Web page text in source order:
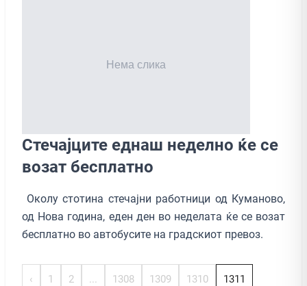
Стечајците еднаш неделно ќе се
возат бесплатно
Околу стотина стечајни работници од Куманово,
од Нова година, еден ден во неделата ќе се возат
бесплатно во автобусите на градскиот превоз.
‹ 1 2 ... 1308 1309 1310 1311